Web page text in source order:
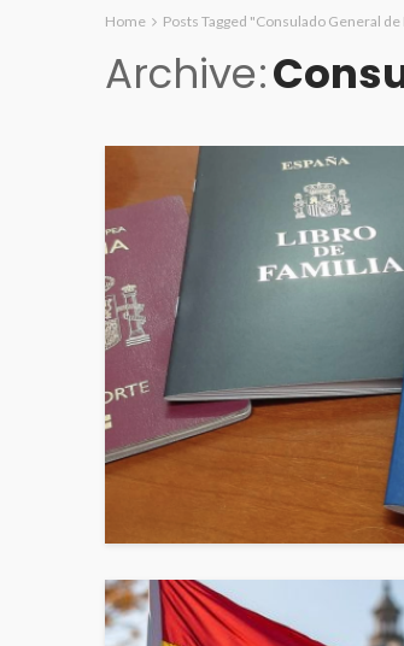
Home Posts Tagged "Consulado General de
Archive